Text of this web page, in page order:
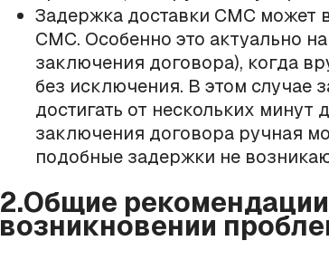
Задержка доставки СМС может
СМС. Особенно это актуально
заключения договора), когда
без исключения. В этом случае
достигать от нескольких минут
заключения договора ручная
подобные задержки не
2.Общие
возникновении